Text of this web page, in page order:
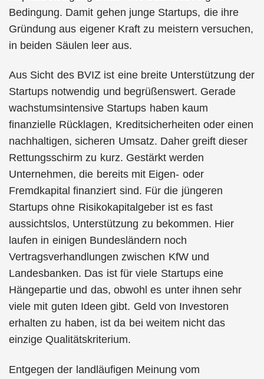
Bedingung. Damit gehen junge Startups, die ihre
Gründung aus eigener Kraft zu meistern versuchen,
in beiden Säulen leer aus.
Aus Sicht des BVIZ ist eine breite Unterstützung der
Startups notwendig und begrüßenswert. Gerade
wachstumsintensive Startups haben kaum
finanzielle Rücklagen, Kreditsicherheiten oder einen
nachhaltigen, sicheren Umsatz. Daher greift dieser
Rettungsschirm zu kurz. Gestärkt werden
Unternehmen, die bereits mit Eigen- oder
Fremdkapital finanziert sind. Für die jüngeren
Startups ohne Risikokapitalgeber ist es fast
aussichtslos, Unterstützung zu bekommen. Hier
laufen in einigen Bundesländern noch
Vertragsverhandlungen zwischen KfW und
Landesbanken. Das ist für viele Startups eine
Hängepartie und das, obwohl es unter ihnen sehr
viele mit guten Ideen gibt. Geld von Investoren
erhalten zu haben, ist da bei weitem nicht das
einzige Qualitätskriterium.
Entgegen der landläufigen Meinung vom